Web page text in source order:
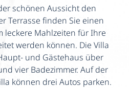
schönen Aussicht den
Terrasse finden Sie einen
leckere Mahlzeiten für Ihre
werden können. Die Villa
und Gästehaus über
vier Badezimmer. Auf der
können drei Autos parken.